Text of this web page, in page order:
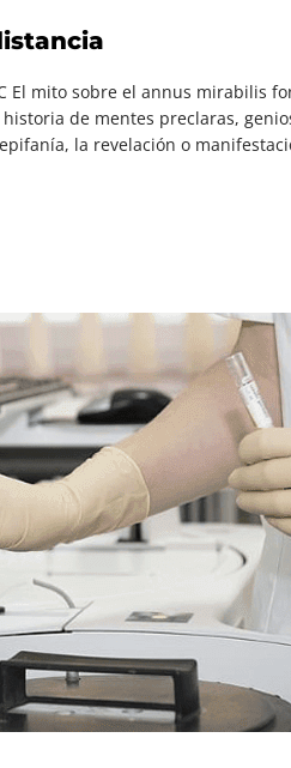
El mito sobre el annus mirabilis
de mentes preclaras,
la revelación o